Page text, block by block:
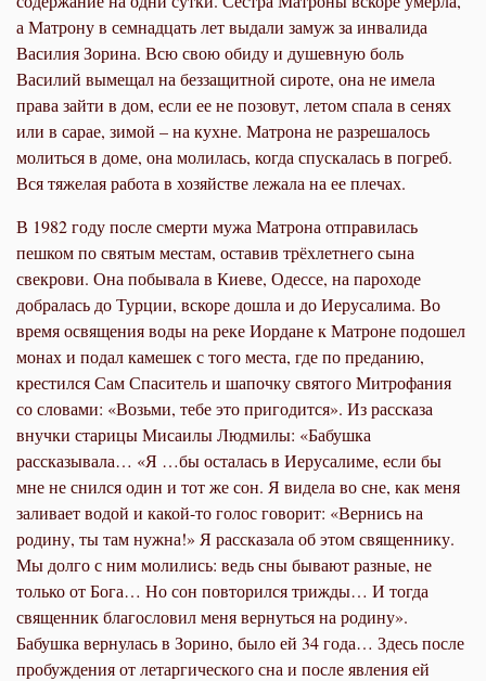
а Матрону в семнадцать лет выдали замуж за инвалида
Василия Зорина. Всю свою обиду и душевную боль
Василий вымещал на беззащитной сироте, она не имела
права зайти в дом, если ее не позовут, летом спала в сенях
или в сарае, зимой – на кухне. Матрона не разрешалось
молиться в доме, она молилась, когда спускалась в погреб.
Вся тяжелая работа в хозяйстве лежала на ее плечах.
В 1982 году после смерти мужа Матрона отправилась
пешком по святым местам, оставив трёхлетнего сына
свекрови. Она побывала в Киеве, Одессе, на пароходе
добралась до Турции, вскоре дошла и до Иерусалима. Во
время освящения воды на реке Иордане к Матроне подошел
монах и подал камешек с того места, где по преданию,
крестился Сам Спаситель и шапочку святого Митрофания
со словами: «Возьми, тебе это пригодится». Из рассказа
внучки старицы Мисаилы Людмилы: «Бабушка
рассказывала… «Я …бы осталась в Иерусалиме, если бы
мне не снился один и тот же сон. Я видела во сне, как меня
заливает водой и какой-то голос говорит: «Вернись на
родину, ты там нужна!» Я рассказала об этом священнику.
Мы долго с ним молились: ведь сны бывают разные, не
только от Бога… Но сон повторился трижды… И тогда
священник благословил меня вернуться на родину».
Бабушка вернулась в Зорино, было ей 34 года… Здесь после
пробуждения от летаргического сна и после явления ей